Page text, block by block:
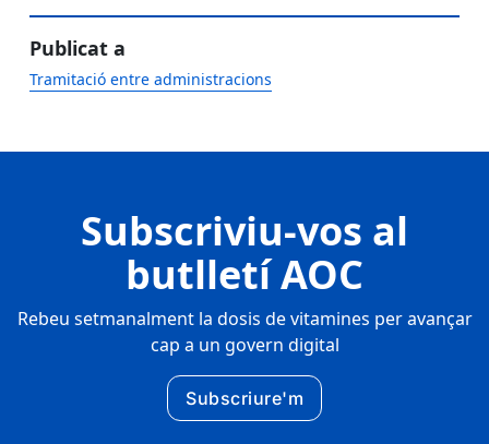
Publicat a
Tramitació entre administracions
Subscriviu-vos al
butlletí AOC
Rebeu setmanalment la dosis de vitamines per avançar
cap a un govern digital
Subscriure'm